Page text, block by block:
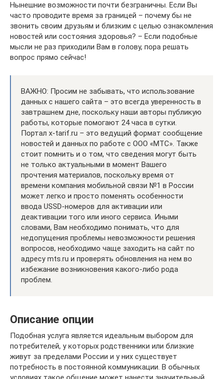
Нынешние возможности почти безграничны. Если Вы
часто проводите время за границей – почему бы не
звонить своим друзьям и близким с целью ознакомления
новостей или состояния здоровья? – Если подобные
мысли не раз приходили Вам в голову, пора решать
вопрос прямо сейчас!
ВАЖНО: Просим не забывать, что использование
данных с нашего сайта – это всегда уверенность в
завтрашнем дне, поскольку наши авторы публикую
работы, которые помогают 24 часа в сутки.
Портал x-tarif.ru – это ведущий формат сообщение
новостей и данных по работе с ООО «МТС». Также
стоит помнить и о том, что сведения могут быть
не только актуальными в момент Вашего
прочтения материалов, поскольку время от
времени компания мобильной связи №1 в России
может легко и просто поменять особенности
ввода USSD-номеров для активации или
деактивации того или иного сервиса. Иными
словами, Вам необходимо понимать, что для
недопущения проблемы невозможности решения
вопросов, необходимо чаще заходить на сайт по
адресу mts.ru и проверять обновления на нем во
избежание возникновения какого-либо рода
проблем.
Описание опции
Подобная услуга является идеальным выбором для
потребителей, у которых родственники или близкие
живут за пределами России и у них существует
потребность в постоянной коммуникации. В обычных